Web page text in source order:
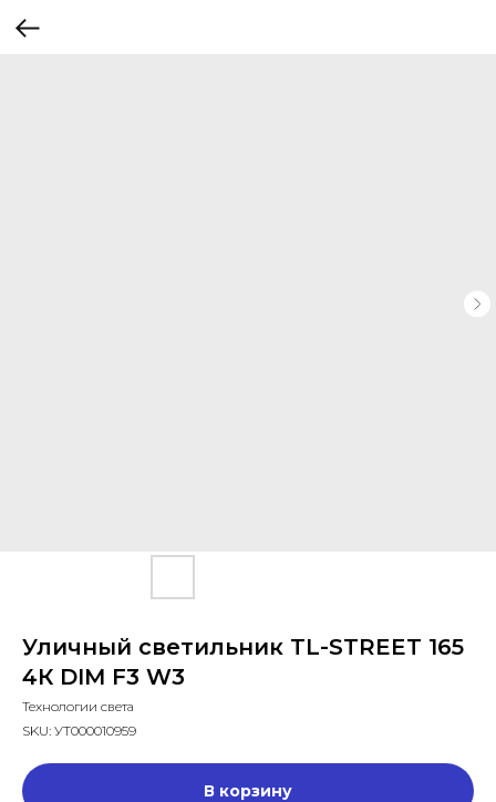
Уличный светильник TL-STREET 165
4К DIM F3 W3
Технологии света
SKU: УТ000010959
В корзину